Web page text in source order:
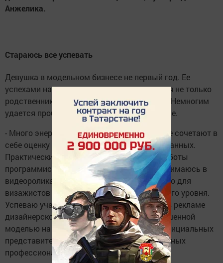
Анжелика.
Стараюсь все успевать
Девушка в модельном бизнесе не первый год. Ее
успехами на этом поприще могут гордиться не только
родственники и друзья, но и вся Башкирия. Немногим
удается пробиться в этом жестоком бизнесе.
- Много энергии трачу на конкурсы, которые сочетают в
себе оценку внешних и интеллектуальных данных.
Практически ежедневно после основной работы
программиста участвую в фотосъемках, снимаюсь в
видеороликах. Была приглашенной моделью для
визажистов и парикмахеров международного уровня.
Успеваю участвовать в показах и сняться в рекламе
дизайнерской одежды. Также была приглашенной
моделью на мастер-классах по макияжу официальных
представителей в России косметики известных
профессиональных марок.